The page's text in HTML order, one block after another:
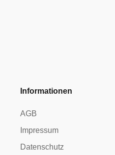
Informationen
AGB
Impressum
Datenschutz